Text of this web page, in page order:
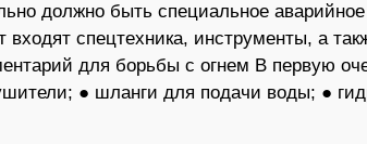
должно быть специальное
входят спецтехника, инструменты, а
для борьбы с огнем В первую
● шланги для подачи воды; ●